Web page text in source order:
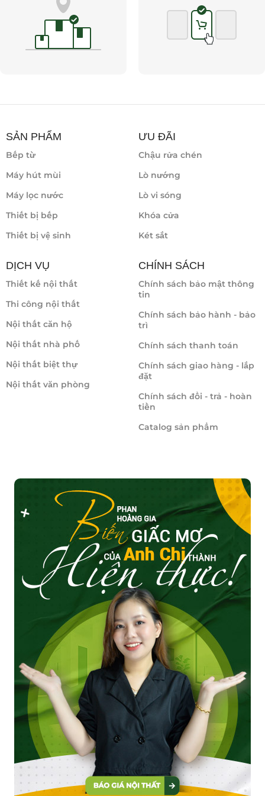
SẢN PHẨM
Bếp từ
Máy hút mùi
Máy lọc nước
Thiết bị bếp
Thiết bị vệ sinh
ƯU ĐÃI
Chậu rửa chén
Lò nướng
Lò vi sóng
Khóa cửa
Két sắt
DỊCH VỤ
Thiết kế nội thất
Thi công nội thất
Nội thất căn hộ
Nội thất nhà phố
Nội thất biệt thự
Nội thất văn phòng
CHÍNH SÁCH
Chính sách bảo mật thông
tin
Chính sách bảo hành - bảo
trì
Chính sách thanh toán
Chính sách giao hàng - lắp
đặt
Chính sách đổi - trả - hoàn
tiền
Catalog sản phẩm